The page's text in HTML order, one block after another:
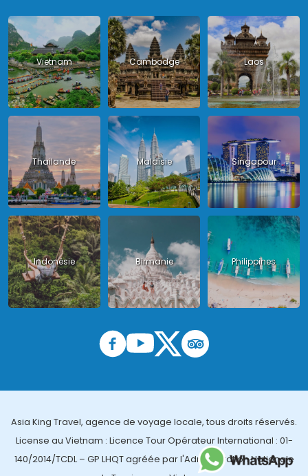
Vietnam Cambodge Laos
Thailande Malaisie Singapour
Indonésie Birmanie Philippines
Asia King Travel, agence de voyage locale, tous droits réservés.
License au Vietnam : Licence Tour Opérateur International : 01-
140/2014/TCDL – GP LHQT agréée par l'Administration Nationale